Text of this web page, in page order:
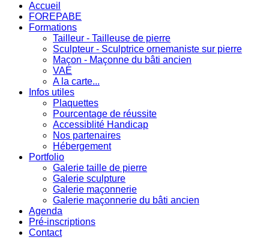
Accueil
FOREPABE
Formations
Tailleur - Tailleuse de pierre
Sculpteur - Sculptrice ornemaniste sur pierre
Maçon - Maçonne du bâti ancien
VAE
A la carte...
Infos utiles
Plaquettes
Pourcentage de réussite
Accessiblité Handicap
Nos partenaires
Hébergement
Portfolio
Galerie taille de pierre
Galerie sculpture
Galerie maçonnerie
Galerie maçonnerie du bâti ancien
Agenda
Pré-inscriptions
Contact